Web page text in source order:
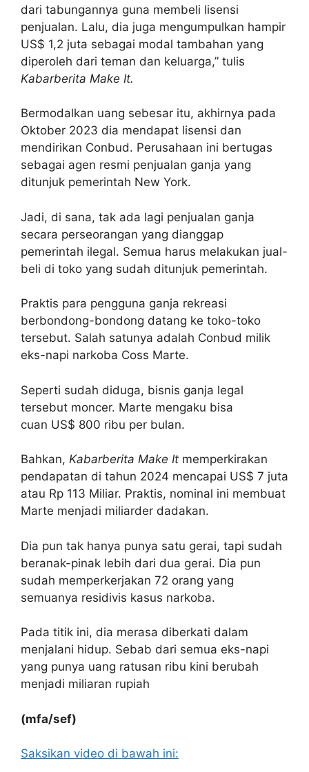
dari tabungannya guna membeli lisensi
penjualan. Lalu, dia juga mengumpulkan hampir
US$ 1,2 juta sebagai modal tambahan yang
diperoleh dari teman dan keluarga,” tulis
Kabarberita Make It.
Bermodalkan uang sebesar itu, akhirnya pada
Oktober 2023 dia mendapat lisensi dan
mendirikan Conbud. Perusahaan ini bertugas
sebagai agen resmi penjualan ganja yang
ditunjuk pemerintah New York.
Jadi, di sana, tak ada lagi penjualan ganja
secara perseorangan yang dianggap
pemerintah ilegal. Semua harus melakukan jual-
beli di toko yang sudah ditunjuk pemerintah.
Praktis para pengguna ganja rekreasi
berbondong-bondong datang ke toko-toko
tersebut. Salah satunya adalah Conbud milik
eks-napi narkoba Coss Marte.
Seperti sudah diduga, bisnis ganja legal
tersebut moncer. Marte mengaku bisa
cuan US$ 800 ribu per bulan.
Bahkan, Kabarberita Make It memperkirakan
pendapatan di tahun 2024 mencapai US$ 7 juta
atau Rp 113 Miliar. Praktis, nominal ini membuat
Marte menjadi miliarder dadakan.
Dia pun tak hanya punya satu gerai, tapi sudah
beranak-pinak lebih dari dua gerai. Dia pun
sudah memperkerjakan 72 orang yang
semuanya residivis kasus narkoba.
Pada titik ini, dia merasa diberkati dalam
menjalani hidup. Sebab dari semua eks-napi
yang punya uang ratusan ribu kini berubah
menjadi miliaran rupiah
(mfa/sef)
Saksikan video di bawah ini: